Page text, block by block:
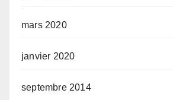
mars 2020
janvier 2020
septembre 2014